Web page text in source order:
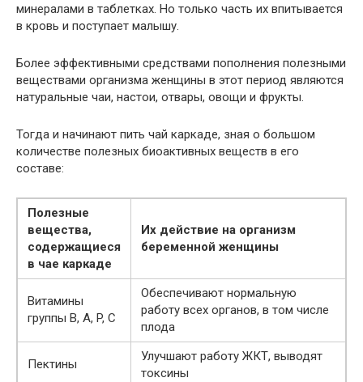
минералами в таблетках. Но только часть их впитывается
в кровь и поступает малышу.
Более эффективными средствами пополнения полезными
веществами организма женщины в этот период являются
натуральные чаи, настои, отвары, овощи и фрукты.
Тогда и начинают пить чай каркаде, зная о большом
количестве полезных биоактивных веществ в его
составе:
Полезные
вещества,
содержащиеся
в чае каркаде
Их действие на организм
беременной женщины
Витамины
группы B, A, P, C
Обеспечивают нормальную
работу всех органов, в том числе
плода
Пектины
Улучшают работу ЖКТ, выводят
токсины